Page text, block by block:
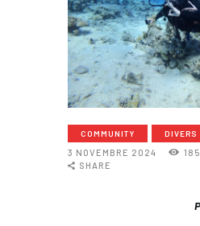
COMMUNITY DIVERS
3 NOVEMBRE 2024
SHARE